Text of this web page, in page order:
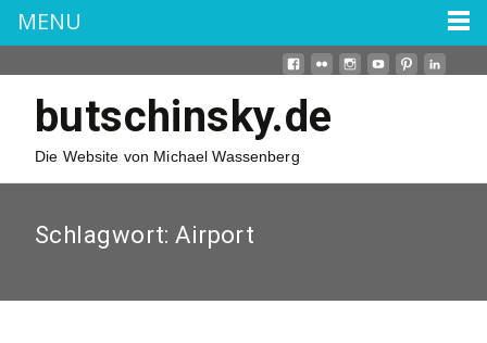
butschinsky.de
Die Website von Michael Wassenberg
Schlagwort:Airport
MENU